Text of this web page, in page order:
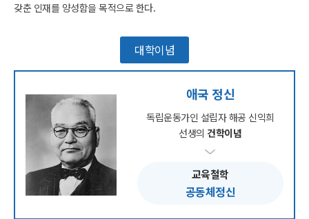
갖춘 인재를 양성함을 목적으로 한다.
대학이념
애국 정신
독립운동가인 설립자 해공 신익희
선생의 건학이념
교육철학
공동체정신